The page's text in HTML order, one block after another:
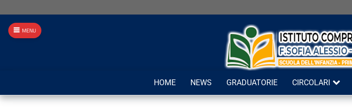
HOME NEWS GRADUATORIE CIRCOLARI
MENU